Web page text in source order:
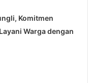
Komitmen
Warga dengan